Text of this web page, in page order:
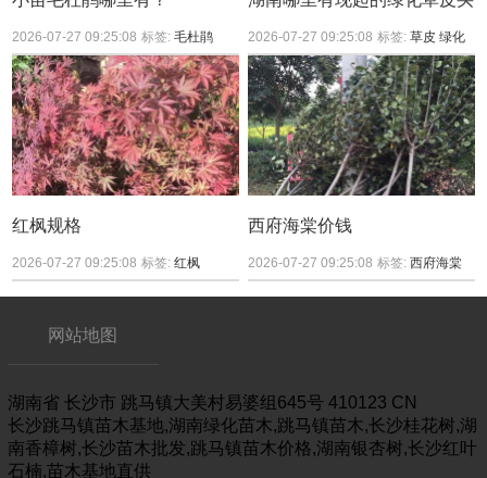
2026-07-27 09:25:08 标签:毛杜鹃 2026-07-27 09:25:08 标签:草皮 绿化
红枫规格
2026-07-27 09:25:08 标签:红枫
西府海棠价钱
2026-07-27 09:25:08 标签:西府海棠
网站地图
湖南省 长沙市 跳马镇大美村易婆组645号 410123 CN
长沙跳马镇苗木基地,湖南绿化苗木,跳马镇苗木,长沙桂花树,湖
南香樟树,长沙苗木批发,跳马镇苗木价格,湖南银杏树,长沙红叶
石楠,苗木基地直供